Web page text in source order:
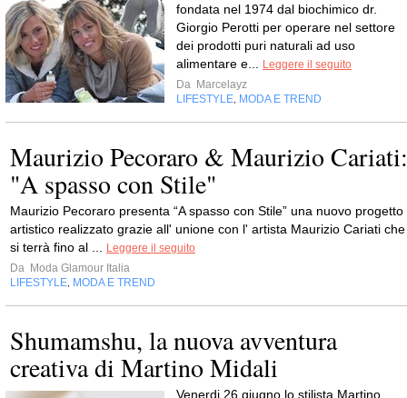
fondata nel 1974 dal biochimico dr.
Giorgio Perotti per operare nel settore
dei prodotti puri naturali ad uso
alimentare e...
Leggere il seguito
Da Marcelayz
LIFESTYLE MODA E TREND
Maurizio Pecoraro & Maurizio Cariati:
"A spasso con Stile"
Maurizio Pecoraro presenta “A spasso con Stile” una nuovo progetto
artistico realizzato grazie all' unione con l' artista Maurizio Cariati che
si terrà fino al ...
Leggere il seguito
Da Moda Glamour Italia
LIFESTYLE MODA E TREND
Shumamshu, la nuova avventura
creativa di Martino Midali
Venerdi 26 giugno lo stilista Martino